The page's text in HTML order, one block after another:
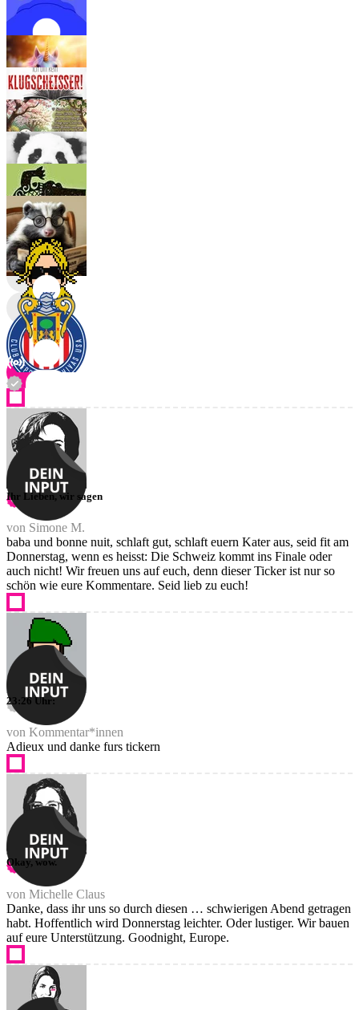
Ihr Lieben, wir sagen
von Simone M.
baba und bonne nuit, schlaft gut, schlaft euern Kater aus, seid fit am
Donnerstag, wenn es heisst: Die Schweiz kommt ins Finale oder
auch nicht! Wir freuen uns auf euch, denn dieser Ticker ist nur so
schön wie eure Kommentare. Seid lieb zu euch!
23:26 Uhr:
von Kommentar*innen
Adieux und danke furs tickern
Okay, wow.
von Michelle Claus
Danke, dass ihr uns so durch diesen … schwierigen Abend getragen
habt. Hoffentlich wird Donnerstag leichter. Oder lustiger. Wir bauen
auf eure Unterstützung. Goodnight, Europe.